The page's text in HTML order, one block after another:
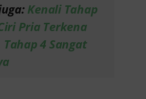
Kenali Tahap
Pria Terkena
4 Sangat